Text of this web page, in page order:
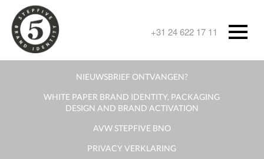
+31 24 622 17 11
CONTACT
NIEUWSBRIEF ONTVANGEN?
WHITE PAPER BRAND IDENTITY, PACKAGING
DESIGN AND BRAND ACTIVATION
AVW STEPFIVE BNO
PRIVACY VERKLARING